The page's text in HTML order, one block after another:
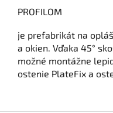
PROFILOM
je prefabrikát na
a okien. Vďaka 45°
možné montážne
ostenie PlateFix a